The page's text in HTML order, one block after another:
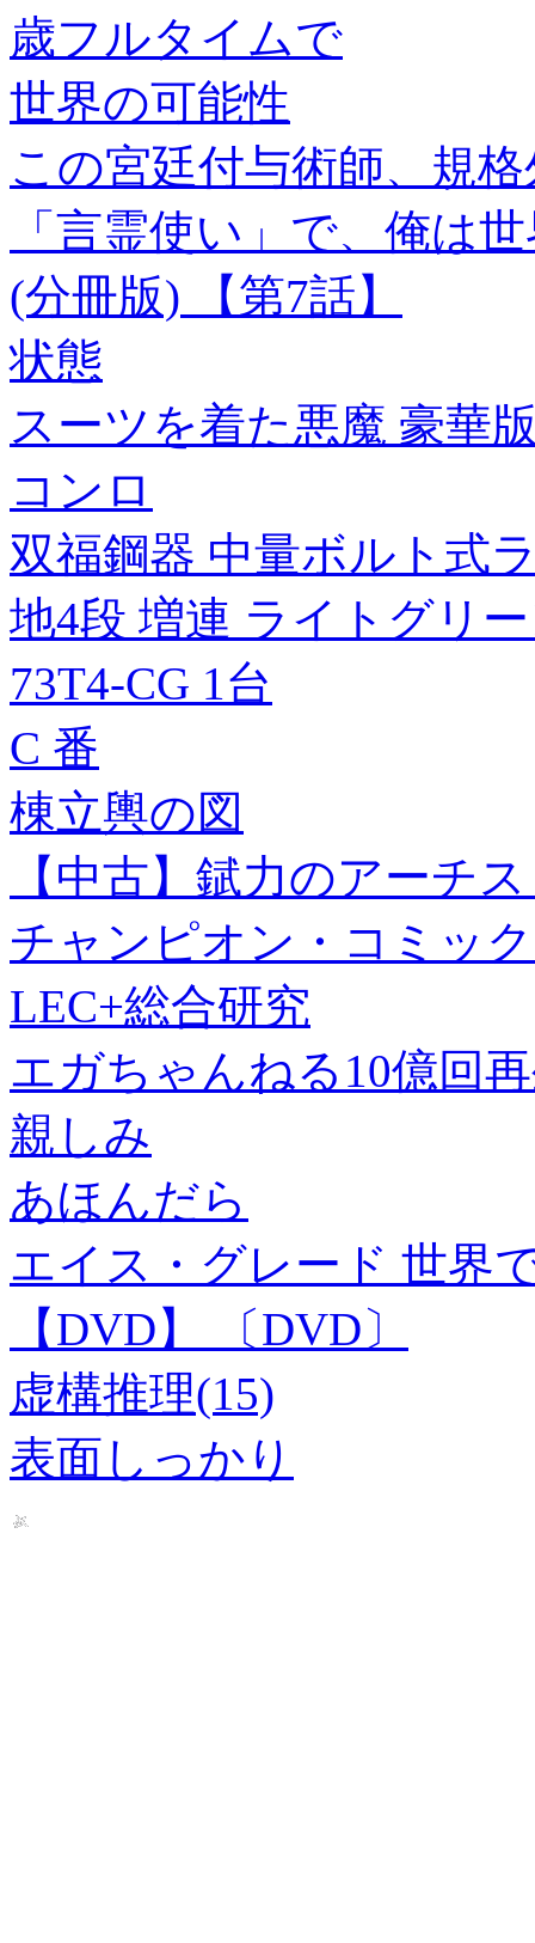
歳フルタイムで
世界の可能性
この宮廷付与術師、規
「言霊使い」で、俺は
(分冊版) 【第7話】
状態
スーツを着た悪魔 豪華
コンロ
双福鋼器 中量ボルト式
地4段 増連 ライトグリ
73T4-CG 1台
C 番
棟立輿の図
【中古】錻力のアーチ
チャンピオン・コミッ
LEC+総合研究
エガちゃんねる10億回
親しみ
あほんだら
エイス・グレード 世界
【DVD】 〔DVD〕
虚構推理(15)
表面しっかり